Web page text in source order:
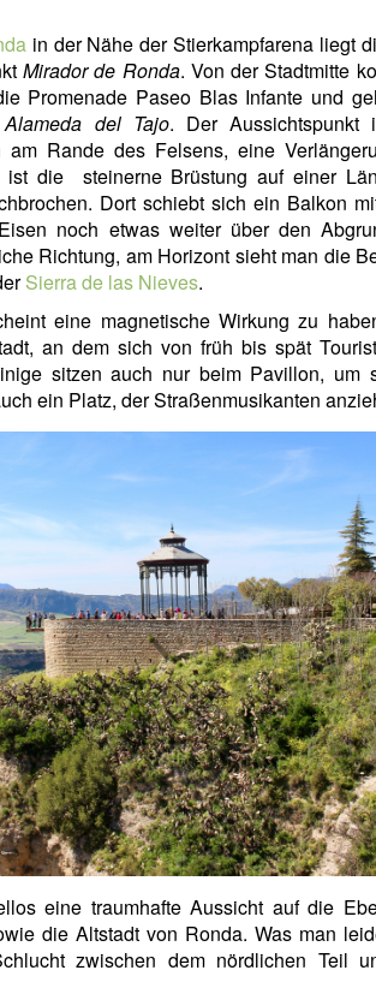
in der Nähe der Stierkampfarena liegt
Mirador de Ronda. Von der Stadtmitte
Promenade Paseo Blas Infante und
Alameda del Tajo. Der Aussichtspunkt
am Rande des Felsens, eine
die steinerne Brüstung auf einer
Dort schiebt sich ein Balkon
noch etwas weiter über den
Richtung, am Horizont sieht man die
Sierra de las Nieves.
eine magnetische Wirkung zu
an dem sich von früh bis spät
sitzen auch nur beim Pavillon, um
ein Platz, der Straßenmusikanten
eine traumhafte Aussicht auf die
die Altstadt von Ronda. Was man
zwischen dem nördlichen Teil